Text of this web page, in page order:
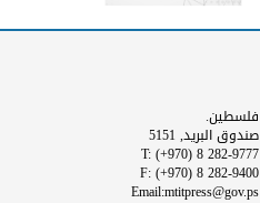
فلسطين.
صندوق البريد, 5151
T: (+970) 8 282-9777
F: (+970) 8 282-9400
Email:mtitpress@gov.ps